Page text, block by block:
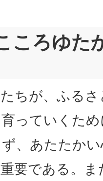
ころゆた
ちが、ふる
っていくた
、あたたか
要である。